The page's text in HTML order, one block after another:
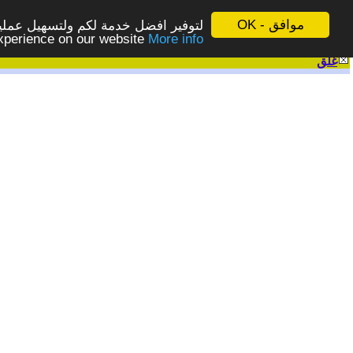
موافق - OK
لتوفير افضل خدمة لكم ولتسهيل
on our website More info - المزيد
غلق